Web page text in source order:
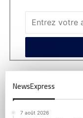
NewsExpress
7 août 2026